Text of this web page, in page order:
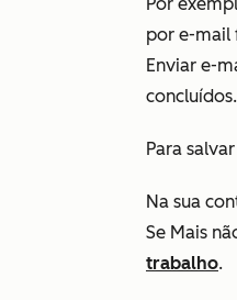
por e-mail
Enviar e-
concluídos.
Para
Na sua
Se Mais
trabalho.